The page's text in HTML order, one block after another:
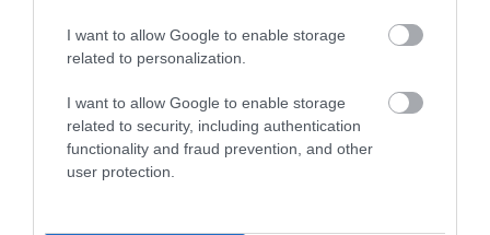
I want to allow Google to enable storage
related to personalization.
I want to allow Google to enable storage
related to security, including authentication
functionality and fraud prevention, and other
user protection.
TERMÉSZETET
2026-05-08